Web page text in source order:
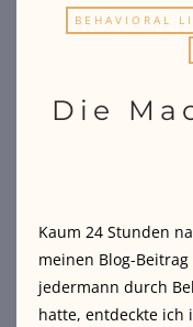
BEHAVIORAL
Die
Kaum 24 Stunden
meinen Blog-
jedermann durch
hatte, entdeckte ich